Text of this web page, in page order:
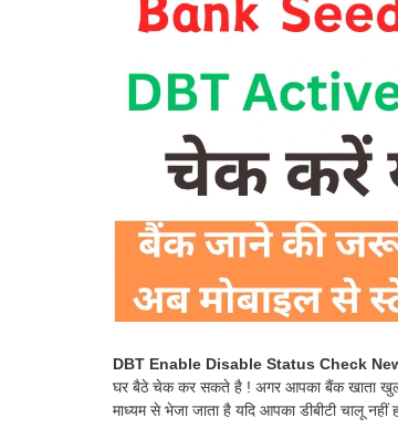
DBT Enable Disable Status Check
घर बैठे चेक कर सकते है ! अगर आपका बैंक खाता
माध्यम से भेजा जाता है यदि आपका डीबीटी चालू नहीं